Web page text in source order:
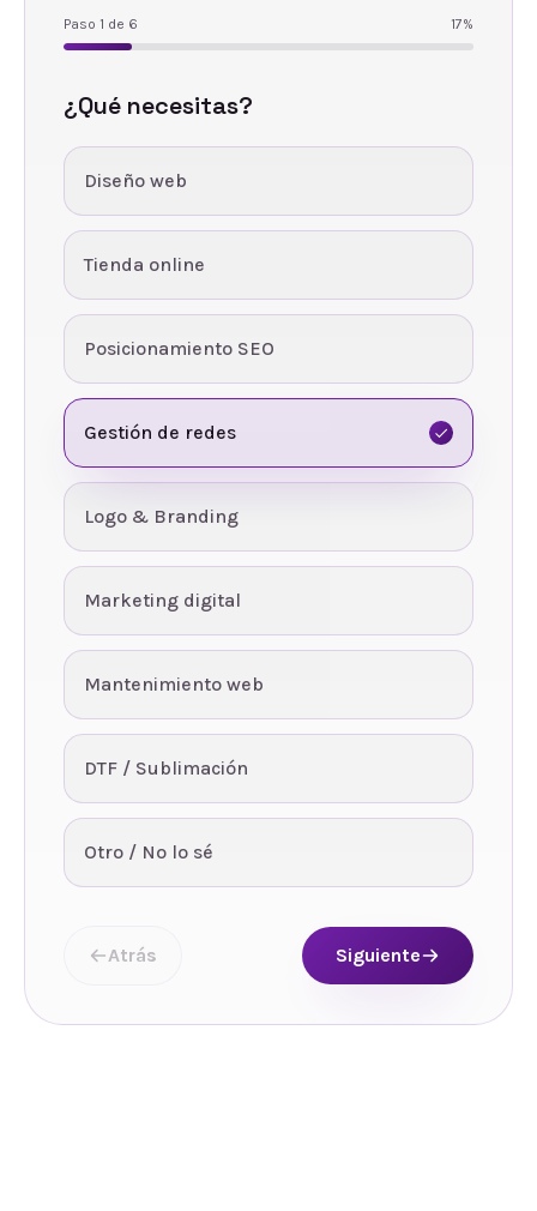
Paso 1 de 6 17%
¿Qué necesitas?
Diseño web
Tienda online
Posicionamiento SEO
Gestión de redes
Logo & Branding
Marketing digital
Mantenimiento web
DTF / Sublimación
Otro / No lo sé
Atrás Siguiente